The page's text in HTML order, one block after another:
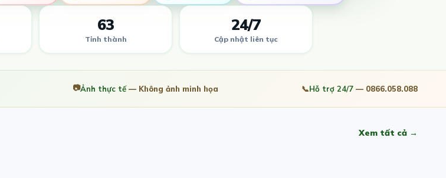
63
Tỉnh thành
24/7
Cập nhật liên tục
📷Ảnh thực tế— Không ảnh minh họa 📞Hỗ trợ 24/7 — 0866.058.088
Xem tất cả →